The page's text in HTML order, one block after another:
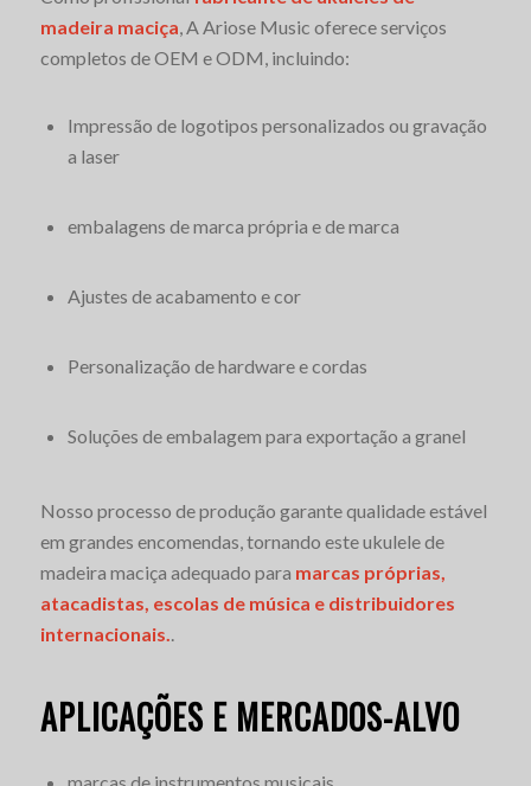
madeira maciça, A Ariose Music oferece serviços
completos de OEM e ODM, incluindo:
Impressão de logotipos personalizados ou gravação
a laser
embalagens de marca própria e de marca
Ajustes de acabamento e cor
Personalização de hardware e cordas
Soluções de embalagem para exportação a granel
Nosso processo de produção garante qualidade estável
em grandes encomendas, tornando este ukulele de
madeira maciça adequado para marcas próprias,
atacadistas, escolas de música e distribuidores
internacionais..
APLICAÇÕES E MERCADOS-ALVO
marcas de instrumentos musicais